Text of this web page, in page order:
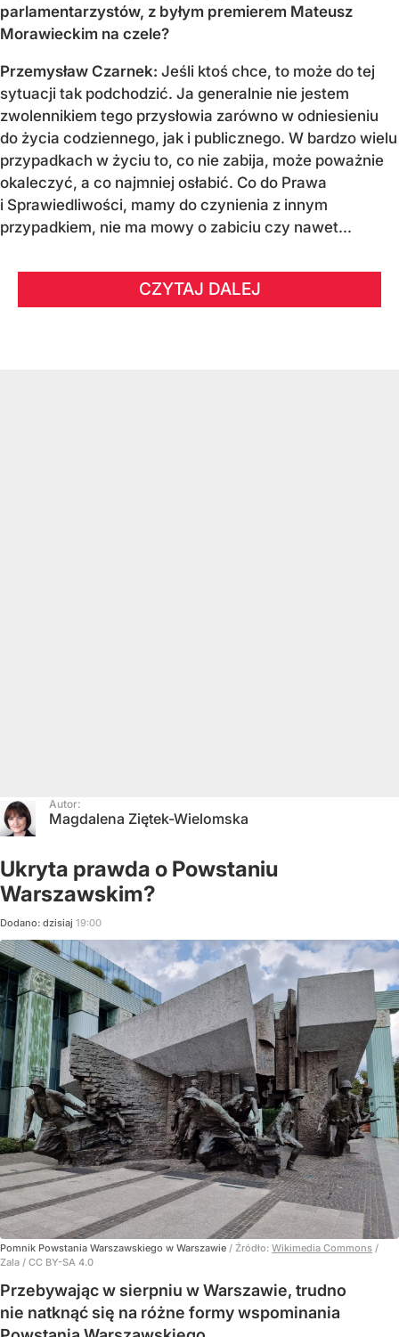
parlamentarzystów, z byłym premierem Mateusz
Morawieckim na czele?
Przemysław Czarnek: Jeśli ktoś chce, to może do tej
sytuacji tak podchodzić. Ja generalnie nie jestem
zwolennikiem tego przysłowia zarówno w odniesieniu
do życia codziennego, jak i publicznego. W bardzo wielu
przypadkach w życiu to, co nie zabija, może poważnie
okaleczyć, a co najmniej osłabić. Co do Prawa
i Sprawiedliwości, mamy do czynienia z innym
przypadkiem, nie ma mowy o zabiciu czy nawet...
CZYTAJ DALEJ
Autor:
Magdalena Ziętek-Wielomska
Ukryta prawda o Powstaniu
Warszawskim?
Dodano: dzisiaj 19:00
Pomnik Powstania Warszawskiego w Warszawie / Źródło: Wikimedia Commons /
Zala / CC BY-SA 4.0
Przebywając w sierpniu w Warszawie, trudno
nie natknąć się na różne formy wspominania